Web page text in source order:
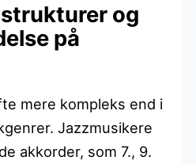
og
på
mere kompleks end i
Jazzmusikere
akkorder, som 7., 9.